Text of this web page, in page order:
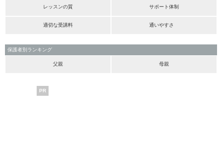
レッスンの質 サポート体制
適切な受講料 通いやすさ
保護者別ランキング
父親 母親
PR